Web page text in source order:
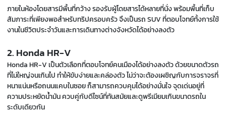
ภายในห้องโดยสารมีพื้นที่กว้าง รองรับผู้โดยสารได้หลายที่นั่ง พร้อมพื้นที่เก็บ
สัมภาระที่เพียงพอสำหรับทริปครอบครัว จึงเป็นรถ SUV ที่ตอบโจทย์ทั้งการใช้
งานในชีวิตประจำวันและการเดินทางต่างจังหวัดได้อย่างลงตัว
2. Honda HR-V
Honda HR-V เป็นตัวเลือกที่ตอบโจทย์คนเมืองได้อย่างลงตัว ด้วยขนาดตัวรถ
ที่ไม่ใหญ่จนเกินไป ทำให้ขับง่ายและคล่องตัว ไม่ว่าจะต้องเผชิญกับการจราจรที่
หนาแน่นหรือถนนแคบในซอย ก็สามารถควบคุมได้อย่างมั่นใจ จุดเด่นอยู่ที่
ความประหยัดน้ำมัน ควบคู่กับดีไซน์ที่ทันสมัยและดูพรีเมียมเกินขนาดรถใน
ระดับเดียวกัน